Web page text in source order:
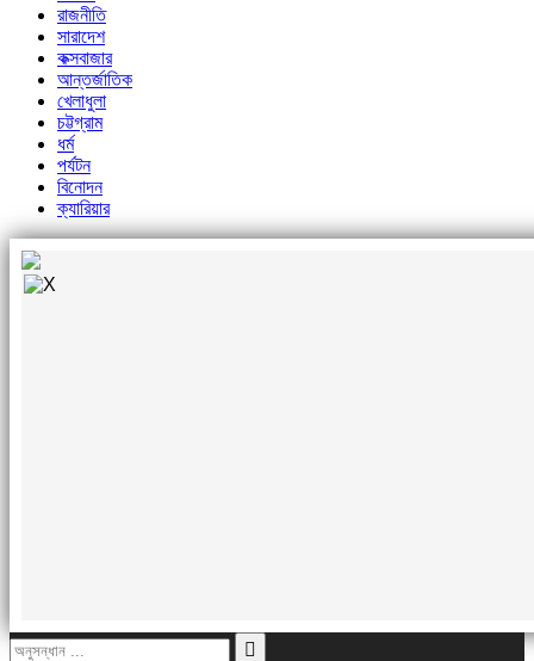
রাজনীতি
সারাদেশ
কক্সবাজার
আন্তর্জাতিক
খেলাধুলা
চট্টগ্রাম
ধর্ম
পর্যটন
বিনোদন
ক্যারিয়ার